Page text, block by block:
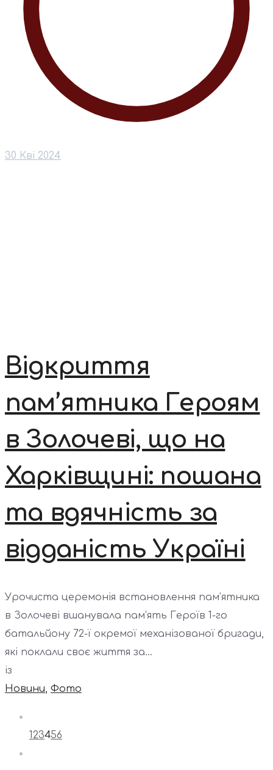
30 Кві 2024
Відкриття
пам’ятника Героям
в Золочеві, що на
Харківщині: пошана
та вдячність за
відданість Україні
Урочиста церемонія встановлення пам’ятника
в Золочеві вшанувала пам’ять Героїв 1-го
батальйону 72-ї окремої механізованої бригади,
які поклали своє життя за...
із
Новини, Фото
123456